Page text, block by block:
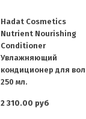
Hadat Cosmetics
Nutrient Nourishing
Conditioner
Увлажняющий
кондиционер для
250 мл.
2 310.00 руб